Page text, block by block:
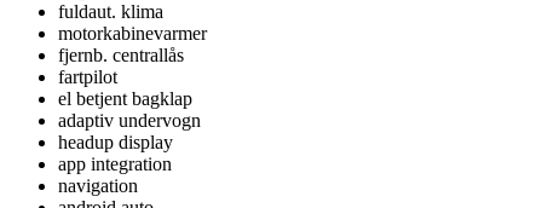
fuldaut. klima
motorkabinevarmer
fjernb. centrallås
fartpilot
el betjent bagklap
adaptiv undervogn
headup display
app integration
navigation